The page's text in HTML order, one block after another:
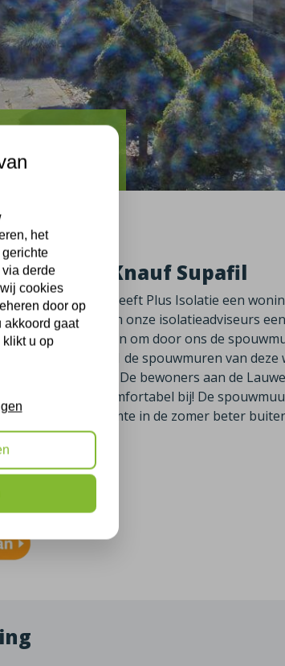
Uden met Knauf Supafil
in Noord-Brabant heeft Plus Isolatie een
terug heeft één van onze isolatieadviseurs
opdracht geven om door ons de
op 22-04-2021 de spouwmuren van
van Knauf Supafil. De bewoners aan de
in april er comfortabel bij! De
blijft, en de warmte in de zomer beter
in Uden
het
derde
cookies
door op
akkoord gaat
klikt u op